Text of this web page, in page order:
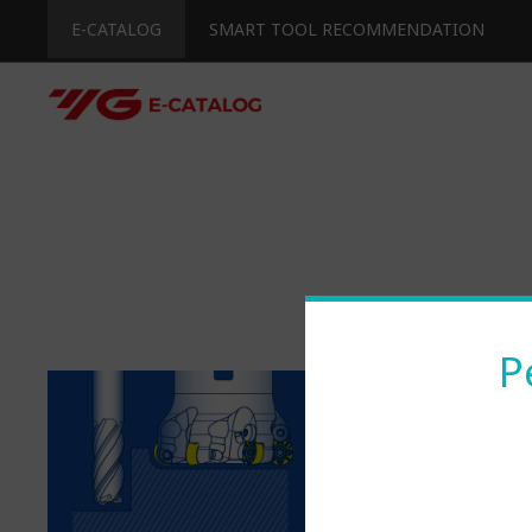
E-CATALOG SMART TOOL RECOMMENDATION